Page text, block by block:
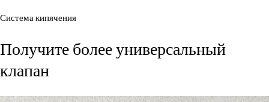
Система кипячения
Получите более универсальный
клапан